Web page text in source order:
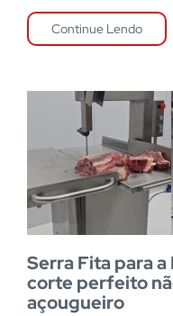
Continue Lendo
Serra Fita para
corte perfeito
açougueiro